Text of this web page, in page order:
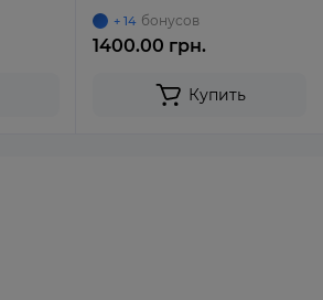
+ 14 бонусов
1400.00 грн.
Купить